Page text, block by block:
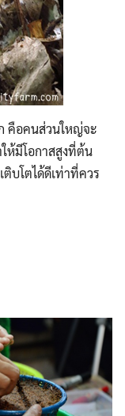
คือคนส่วนใหญ่จะ
ห้มีโอกาสสูงที่ต้น
บโตได้ดีเท่าที่ควร